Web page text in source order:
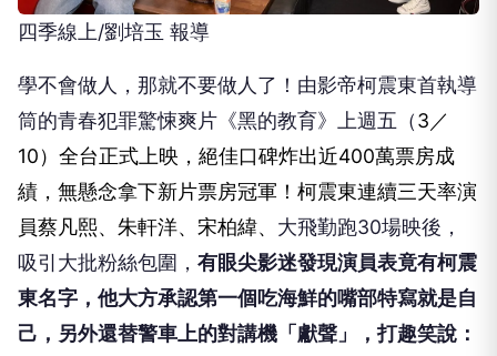
四季線上/劉培玉 報導
學不會做人，那就不要做人了！由影帝柯震東首執導
筒的青春犯罪驚悚爽片《黑的教育》上週五（3／
10）全台正式上映，絕佳口碑炸出近400萬票房成
績，無懸念拿下新片票房冠軍！柯震東連續三天率演
員蔡凡熙、朱軒洋、宋柏緯、 大飛勤跑30場映後，
吸引大批粉絲包圍， 有眼尖影迷發現演員表竟有柯震
東名字，他大方承認第一個吃海鮮的嘴部特寫就是自
己，另外還替警車上的對講機「獻聲」，打趣笑說：